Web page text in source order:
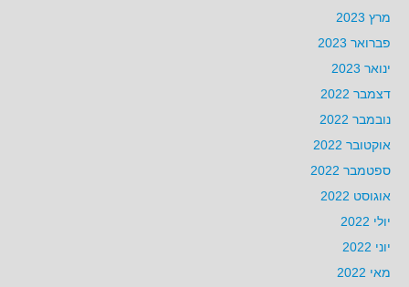
מרץ 2023
פברואר 2023
ינואר 2023
דצמבר 2022
נובמבר 2022
אוקטובר 2022
ספטמבר 2022
אוגוסט 2022
יולי 2022
יוני 2022
מאי 2022